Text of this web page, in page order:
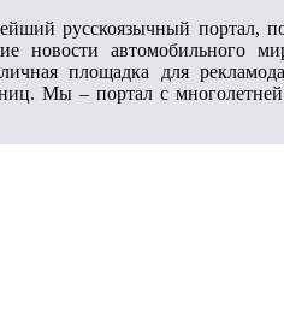
русскоязычный портал,
новости автомобильного
площадка для
Мы – портал с